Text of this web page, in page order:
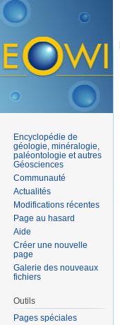
Encyclopédie de
géologie, minéralogie,
paléontologie et autres
Géosciences
Communauté
Actualités
Modifications récentes
Page au hasard
Aide
Créer une nouvelle
page
Galerie des nouveaux
fichiers
Outils
Pages spéciales